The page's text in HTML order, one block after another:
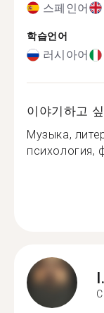
스페인어
학습언어
러시아어
이야기하고
Музыка,
психология,
I.